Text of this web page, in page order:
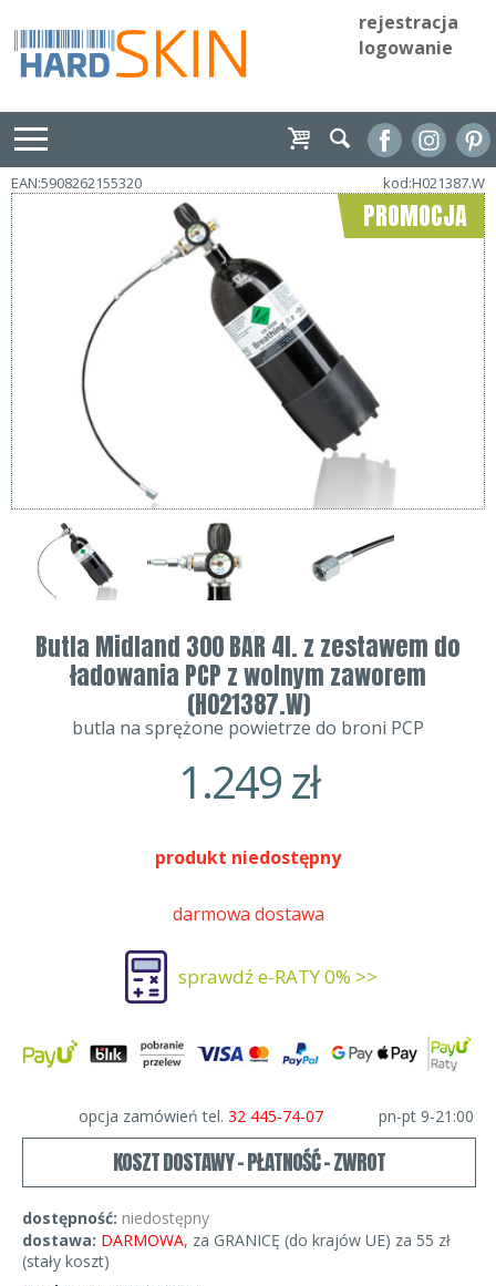
rejestracja
logowanie
EAN:5908262155320 kod:H021387.W
PROMOCJA
Butla Midland 300 BAR 4l. z zestawem do
ładowania PCP z wolnym zaworem
(H021387.W)
butla na sprężone powietrze do broni PCP
1.249zł
produkt niedostępny
darmowa dostawa
sprawdź e-RATY 0% >>
opcja zamówień tel. 32 445-74-07 pn-pt 9-21:00
KOSZT DOSTAWY - PŁATNOŚĆ - ZWROT
dostępność: niedostępny
dostawa: DARMOWA, za GRANICĘ (do krajów UE) za 55 zł
(stały koszt)